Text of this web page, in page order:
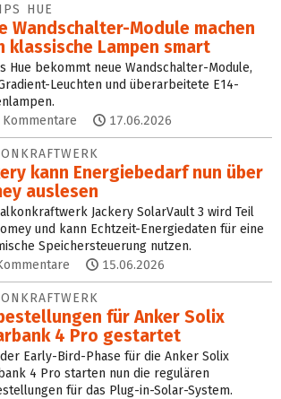
HUE
Wandschalter-Module machen
klassische Lampen smart
Hue bekommt neue Wandschalter-Module,
Leuchten und überarbeitete E14-
Kommentare 17.06.2026
kann Energie­bedarf nun über
auslesen
Jackery SolarVault 3 wird Teil
und kann Echtzeit-Energiedaten für eine
Speichersteuerung nutzen.
15.06.2026
für Anker Solix
4 Pro gestartet
Early-Bird-Phase für die Anker Solix
4 Pro starten nun die regulären
für das Plug-in-Solar-System.